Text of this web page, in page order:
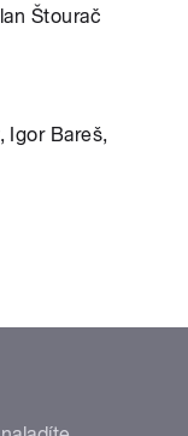
Štourač
Igor Bareš,